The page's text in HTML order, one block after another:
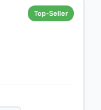
Top-Seller